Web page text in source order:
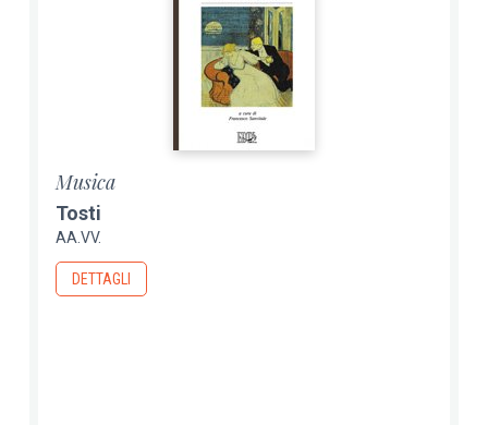
Musica
Tosti
AA.VV.
DETTAGLI